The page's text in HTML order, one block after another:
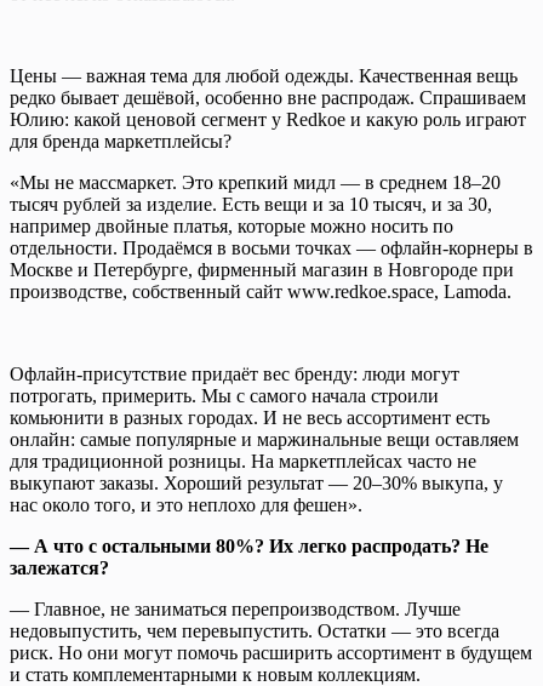
Цены — важная тема для любой одежды. Качественная вещь
редко бывает дешёвой, особенно вне распродаж. Спрашиваем
Юлию: какой ценовой сегмент у Redkoe и какую роль играют
для бренда маркетплейсы?
«Мы не массмаркет. Это крепкий мидл — в среднем 18–20
тысяч рублей за изделие. Есть вещи и за 10 тысяч, и за 30,
например двойные платья, которые можно носить по
отдельности. Продаёмся в восьми точках — офлайн-корнеры в
Москве и Петербурге, фирменный магазин в Новгороде при
производстве, собственный сайт www.redkoe.space, Lamoda.
Офлайн-присутствие придаёт вес бренду: люди могут
потрогать, примерить. Мы с самого начала строили
комьюнити в разных городах. И не весь ассортимент есть
онлайн: самые популярные и маржинальные вещи оставляем
для традиционной розницы. На маркетплейсах часто не
выкупают заказы. Хороший результат — 20–30% выкупа, у
нас около того, и это неплохо для фешен».
— А что с остальными 80%? Их легко распродать? Не
залежатся?
— Главное, не заниматься перепроизводством. Лучше
недовыпустить, чем перевыпустить. Остатки — это всегда
риск. Но они могут помочь расширить ассортимент в будущем
и стать комплементарными к новым коллекциям.